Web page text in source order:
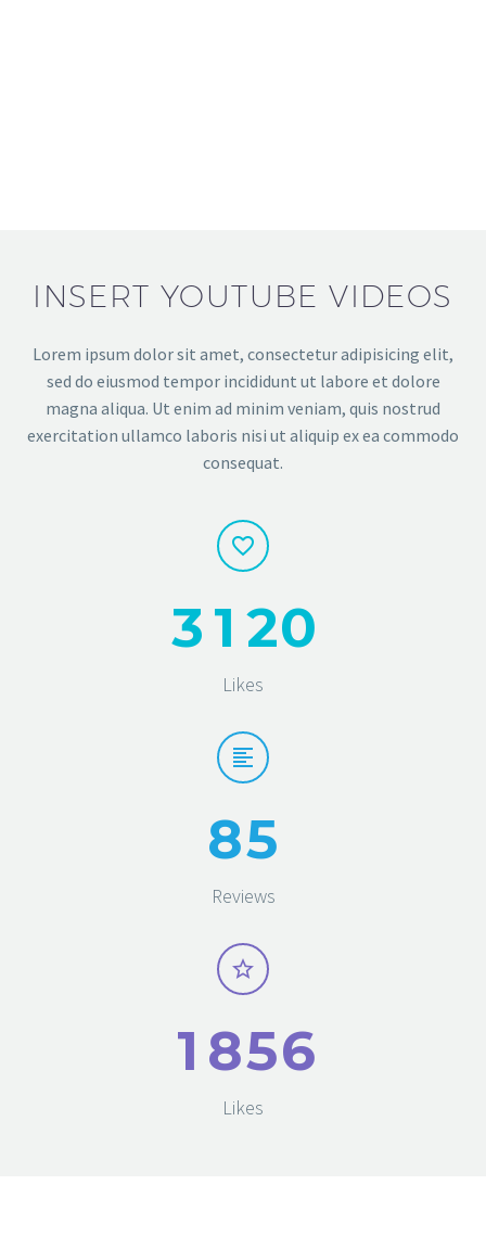
INSERT YOUTUBE VIDEOS
Lorem ipsum dolor sit amet, consectetur adipisicing elit,
sed do eiusmod tempor incididunt ut labore et dolore
magna aliqua. Ut enim ad minim veniam, quis nostrud
exercitation ullamco laboris nisi ut aliquip ex ea commodo
consequat.
31 20
Likes
85
Reviews
1 856
Likes